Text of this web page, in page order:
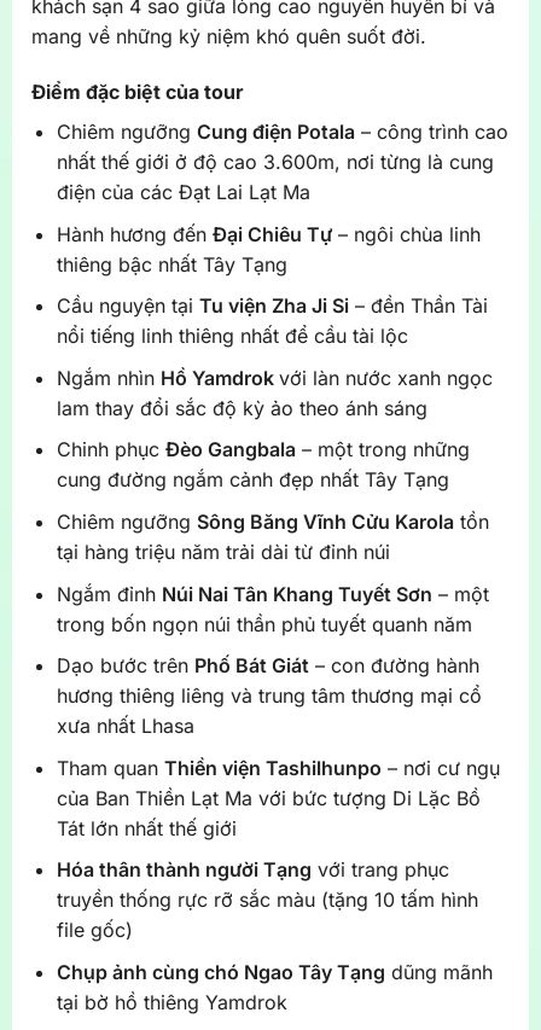
khách sạn 4 sao giữa lòng cao nguyên huyền bí và
mang về những kỷ niệm khó quên suốt đời.
Điểm đặc biệt của tour
Chiêm ngưỡng Cung điện Potala– công trình cao
nhất thế giới ở độ cao 3.600m, nơi từng là cung
điện của các Đạt Lai Lạt Ma
Hành hương đến Đại Chiêu Tự– ngôi chùa linh
thiêng bậc nhất Tây Tạng
Cầu nguyện tại Tu viện Zha Ji Si– đền Thần Tài
nổi tiếng linh thiêng nhất để cầu tài lộc
Ngắm nhìn Hồ Yamdrok với làn nước xanh ngọc
lam thay đổi sắc độ kỳ ảo theo ánh sáng
Chinh phục Đèo Gangbala– một trong những
cung đường ngắm cảnh đẹp nhất Tây Tạng
Chiêm ngưỡng Sông Băng Vĩnh Cửu Karolatồn
tại hàng triệu năm trải dài từ đỉnh núi
Ngắm đỉnh Núi Nai Tân Khang Tuyết Sơn – một
trong bốn ngọn núi thần phủ tuyết quanh năm
Dạo bước trên Phố Bát Giát– con đường hành
hương thiêng liêng và trung tâm thương mại cổ
xưa nhất Lhasa
Tham quan Thiền viện Tashilhunpo – nơi cư ngụ
của Ban Thiền Lạt Ma với bức tượng Di Lặc Bồ
Tát lớn nhất thế giới
Hóa thân thành người Tạng với trang phục
truyền thống rực rỡ sắc màu (tặng 10 tấm hình
file gốc)
Chụp ảnh cùng chó Ngao Tây Tạng dũng mãnh
tại bờ hồ thiêng Yamdrok